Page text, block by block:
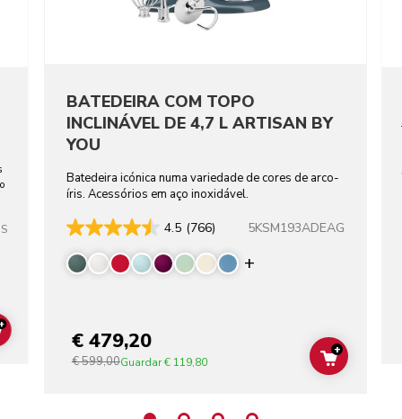
ADD TO CART
BATEDEIRA COM TOPO
INCLINÁVEL DE 4,7 L ARTISAN BY
YOU
Batedeira icónica numa variedade de cores de arco-
íris. Acessórios em aço inoxidável.
4.5 (766) 5KSM193ADEAG
Display more
€ 479,20
€ 599,00Guardar€ 119,80 ADD TO
+